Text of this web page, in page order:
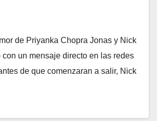
de Priyanka Chopra Jonas y Nick
un mensaje directo en las redes
de que comenzaran a salir, Nick